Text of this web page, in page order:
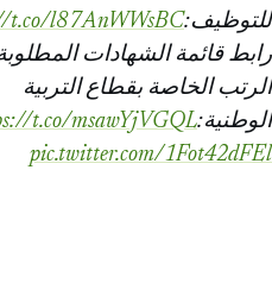
للتوظيف:t.co/l87AnWWsBC
رابط قائمة الشهادات
الرتب الخاصة بقطاع التربية
الوطنية:t.co/msawYjVGQL
pic.twitter.com/1Fot42dFEl